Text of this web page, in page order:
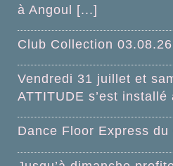
à Angoul [...]
Club Collection 03.08.26
Vendredi 31 juillet et
ATTITUDE s’est installé
Dance Floor Express du